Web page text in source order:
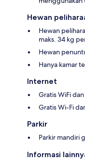
Hewan
Hewan
maks. 34 kg
Hewan
Hanya kamar
Internet
Gratis WiFi
Gratis Wi-Fi
Parkir
Parkir mandiri
Informasi